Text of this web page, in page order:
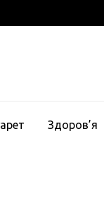
Здоров’я